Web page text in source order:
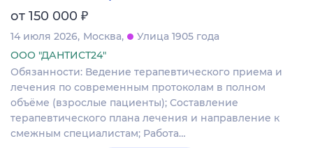
от 150 000 ₽
14 июля 2026 Москва
Улица 1905 года
ООО "ДАНТИСТ24"
Обязанности: Ведение терапевтического приема и
лечения по современным протоколам в полном
объёме (взрослые пациенты); Составление
терапевтического плана лечения и направление к
смежным специалистам; Работа…